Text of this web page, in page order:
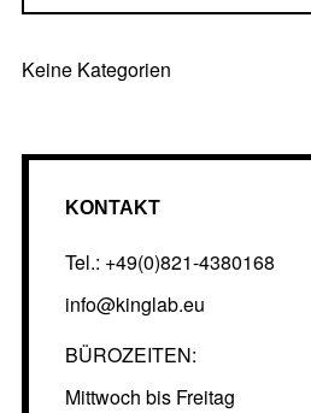
Keine Kategorien
KONTAKT
Tel.: +49(0)821-4380168
info@kinglab.eu
BÜROZEITEN:
Mittwoch bis Freitag